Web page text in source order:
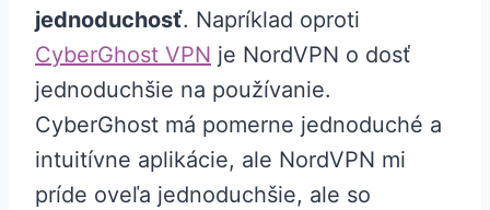
jednoduchosť. Napríklad oproti
CyberGhost VPN je NordVPN o dosť
jednoduchšie na používanie.
CyberGhost má pomerne jednoduché a
intuitívne aplikácie, ale NordVPN mi
príde oveľa jednoduchšie, ale so